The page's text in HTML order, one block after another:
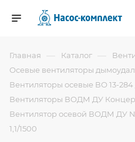
Главная — Каталог —
Осевые вентиляторы
Вентиляторы осевые ВО 13-
Вентиляторы ВОДМ ДУ
Вентилятор осевой ВОДМ ДУ
1,1/1500